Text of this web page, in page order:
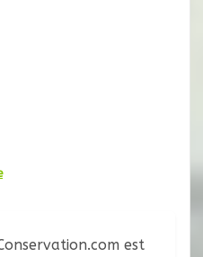
est